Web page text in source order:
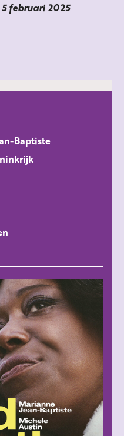
februari 2025
Baptiste